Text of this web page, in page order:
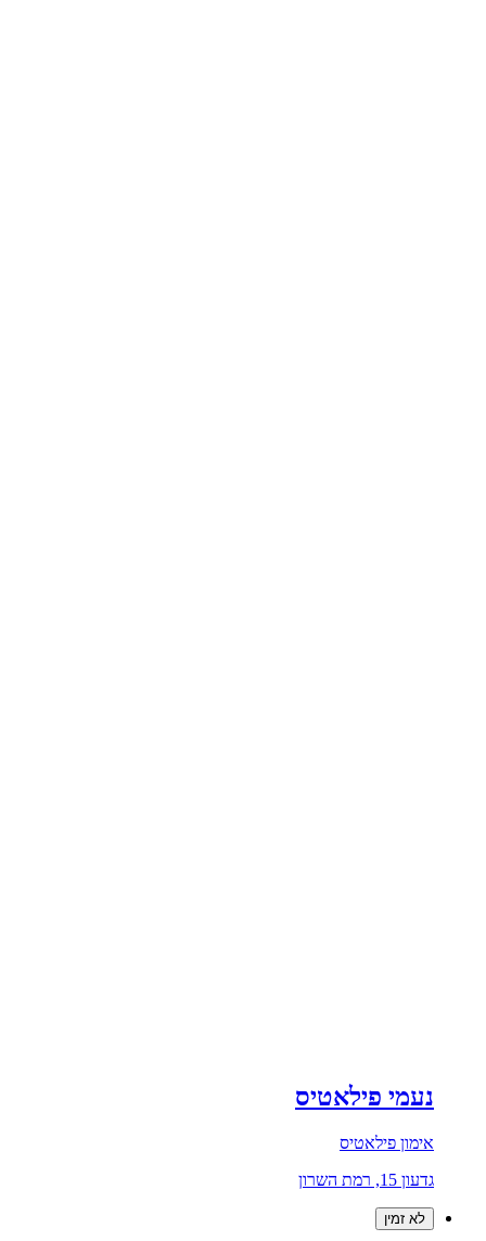
נעמי פילאטיס
אימון פילאטיס
גדעון 15, רמת השרון
לא זמין